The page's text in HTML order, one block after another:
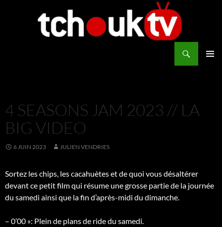
4 SEASONS JAM 2023 // LA
BIG VIDEO
6 JUIN 2023 JULIEN VENDRIES
Sortez les chips, les cacahuètes et de quoi vous désaltérer
devant ce petit film qui résume une grosse partie de la journée
du samedi ainsi que la fin d’après-midi du dimanche.
– 0’00 »: Plein de plans de ride du samedi.